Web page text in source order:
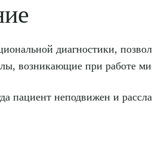
диагностики,
возникающие при работе
пациент неподвижен и